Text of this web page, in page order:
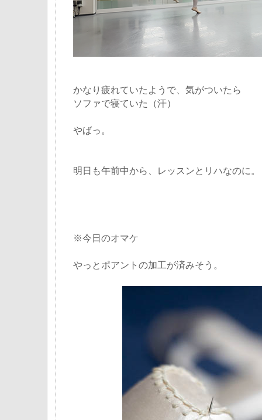
かなり疲れていたようで、気がついたら
ソファで寝ていた（汗）
やばっ。
明日も午前中から、レッスンとリハなのに。
※今日のオマケ
やっとポアントの加工が済みそう。